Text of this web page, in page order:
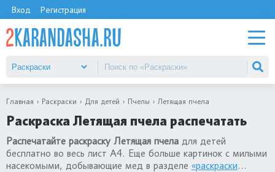
Вход Регистрация
Главная Раскраски Для детей Пчелы Летящая пчела
Раскраска Летящая пчела распечатать
Распечатайте раскраску Летящая пчела для детей
бесплатно во весь лист А4. Еще больше картинок с милыми
насекомыми, добывающие мед в разделе «раскраски